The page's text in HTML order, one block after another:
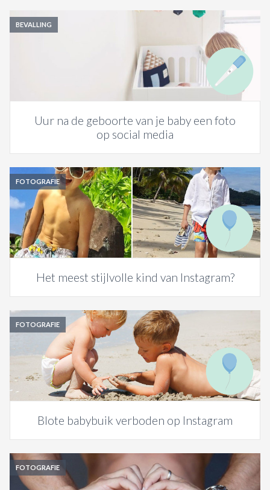
BEVALLING
Uur na de geboorte van je baby een foto
op social media
FOTOGRAFIE
Het meest stijlvolle kind van Instagram?
FOTOGRAFIE
Blote babybuik verboden op Instagram
FOTOGRAFIE